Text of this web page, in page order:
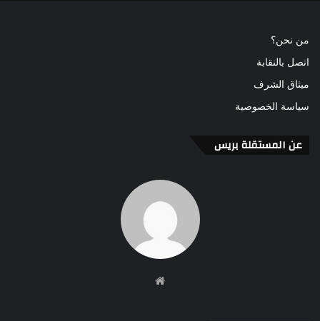
من نحن؟
اتصل بالنقابة
ميثاق الشرف
سياسة الخصوصية
عن المستقلة بريس